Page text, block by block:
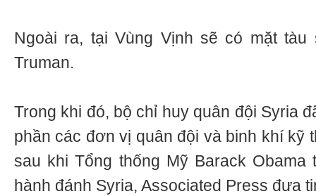
Ngoài ra, tại Vùng Vịnh sẽ có mặt tàu
Truman.
Trong khi đó, bộ chỉ huy quân đội Syria
phần các đơn vị quân đội và binh khí kỹ
sau khi Tổng thống Mỹ Barack Obama
hành đánh Syria, Associated Press đưa